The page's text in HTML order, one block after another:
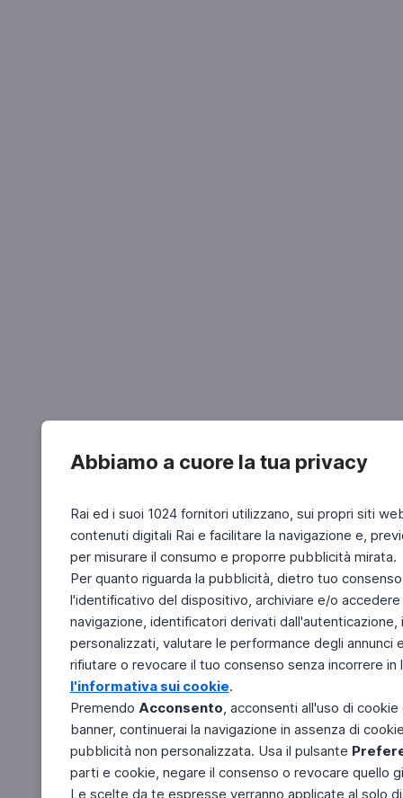
Abbiamo a cuore la tua privacy
Rai ed i suoi 1024 fornitori utilizzano, sui propri siti
contenuti digitali Rai e facilitare la navigazione e,
per misurare il consumo e proporre pubblicità mirata.
Per quanto riguarda la pubblicità, dietro tuo
l'identificativo del dispositivo, archiviare e/o
navigazione, identificatori derivati
personalizzati, valutare le performance degli
rifiutare o revocare il tuo consenso senza incorrere
l'informativa sui cookie.
Premendo Acconsento, acconsenti all'uso di
banner, continuerai la navigazione in assenza di
pubblicità non personalizzata. Usa il pulsante
parti e cookie, negare il consenso o revocare quello
Le scelte da te espresse verranno applicate al solo